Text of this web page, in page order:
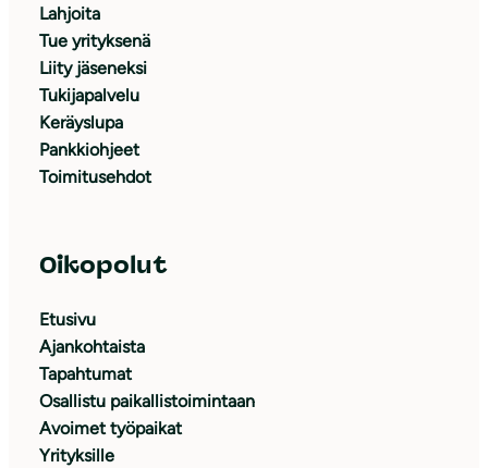
Lahjoita
Tue yrityksenä
Liity jäseneksi
Tukijapalvelu
Keräyslupa
Pankkiohjeet
Toimitusehdot
Oikopolut
Etusivu
Ajankohtaista
Tapahtumat
Osallistu paikallistoimintaan
Avoimet työpaikat
Yrityksille